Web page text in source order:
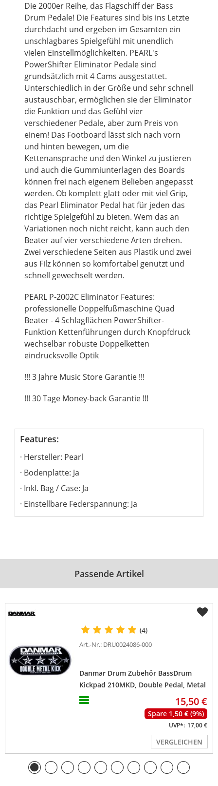
Die 2000er Reihe, das Flagschiff der Bass
Drum Pedale! Die Features sind bis ins Letzte
durchdacht und ergeben im Gesamten ein
unschlagbares Spielgefühl mit unendlich
vielen Einstellmöglichkeiten. PEARL's
PowerShifter Eliminator Pedale sind
grundsätzlich mit 4 Cams ausgestattet.
Unterschiedlich in der Größe und sehr schnell
austauschbar, ermöglichen sie der Eliminator
die Funktion und das Gefühl vier
verschiedener Pedale, aber zum Preis von
einem! Das Footboard lässt sich nach vorn
und hinten bewegen, um die
Kettenansprache und den Winkel zu justieren
und auch die Gummiunterlagen des Boards
können frei nach eigenem Belieben angepasst
werden. Ob komplett glatt oder mit viel Grip,
das Pearl Eliminator Pedal hat für jeden das
richtige Spielgefühl zu bieten. Wem das an
Variationen noch nicht reicht, kann auch den
Beater auf vier verschiedene Arten drehen.
Zwei verschiedene Seiten aus Plastik und zwei
aus Filz können so komfortabel genutzt und
schnell gewechselt werden.
PEARL P-2002C Eliminator Features:
professionelle Doppelfußmaschine Quad
Beater - 4 Schlagflächen PowerShifter-
Funktion Kettenführungen durch Knopfdruck
wechselbar robuste Doppelketten
eindrucksvolle Optik
!!! 3 Jahre Music Store Garantie !!!
!!! 30 Tage Money-back Garantie !!!
Features:
Hersteller: Pearl
Bodenplatte: Ja
Inkl. Bag / Case: Ja
Einstellbare Federspannung: Ja
Passende Artikel
(4)
Art.-Nr.: DRU0024086-000
Danmar Drum Zubehör BassDrum
Kickpad 210MKD, Double Pedal, Metal
Kick Disk
15,50 €
Spare 1,50 € (9%)
UVP*: 17,00 €
VERGLEICHEN